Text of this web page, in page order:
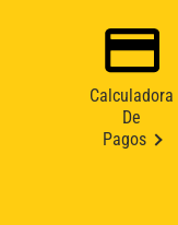
Calculadora
De
Pagos